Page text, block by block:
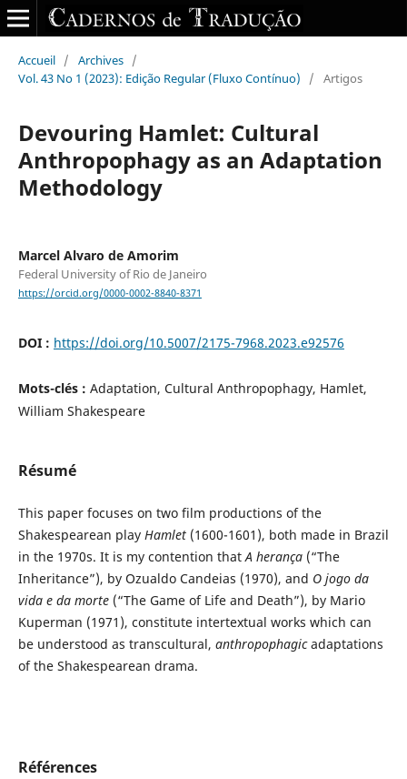
Accueil / Archives /
Vol. 43 No 1 (2023): Edição Regular (Fluxo Contínuo)
/ Artigos
Devouring Hamlet: Cultural
Anthropophagy as an Adaptation
Methodology
Marcel Alvaro de Amorim
Federal University of Rio de Janeiro
https://orcid.org/0000-0002-8840-8371
DOI : https://doi.org/10.5007/2175-7968.2023.e92576
Mots-clés : Adaptation, Cultural Anthropophagy, Hamlet,
William Shakespeare
Résumé
This paper focuses on two film productions of the
Shakespearean play Hamlet(1600-1601), both made in Brazil
in the 1970s. It is my contention thatA herança(“The
Inheritance”), by Ozualdo Candeias (1970), and O jogo da
vida e da morte (“The Game of Life and Death”), by Mario
Kuperman (1971), constitute intertextual works which can
be understood as transcultural, anthropophagicadaptations
of the Shakespearean drama.
Références